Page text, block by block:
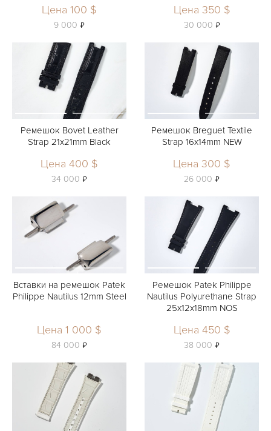
Цена 100 $
9 000 ь
Цена 350 $
30 000 ь
Ремешок Bovet Leather
Strap 21x21mm Black
Цена 400 $
34 000 ь
Ремешок Breguet Textile
Strap 16x14mm NEW
Цена 300 $
26 000 ь
Вставки на ремешок Patek
Philippe Nautilus 12mm Steel
Цена 1 000 $
84 000 ь
Ремешок Patek Philippe
Nautilus Polyurethane Strap
25x12x18mm NOS
Цена 450 $
38 000 ь